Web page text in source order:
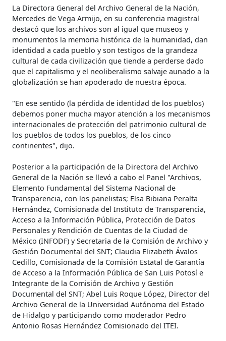
La Directora General del Archivo General de la Nación,
Mercedes de Vega Armijo, en su conferencia magistral
destacó que los archivos son al igual que museos y
monumentos la memoria histórica de la humanidad, dan
identidad a cada pueblo y son testigos de la grandeza
cultural de cada civilización que tiende a perderse dado
que el capitalismo y el neoliberalismo salvaje aunado a la
globalización se han apoderado de nuestra época.
"En ese sentido (la pérdida de identidad de los pueblos)
debemos poner mucha mayor atención a los mecanismos
internacionales de protección del patrimonio cultural de
los pueblos de todos los pueblos, de los cinco
continentes", dijo.
Posterior a la participación de la Directora del Archivo
General de la Nación se llevó a cabo el Panel "Archivos,
Elemento Fundamental del Sistema Nacional de
Transparencia, con los panelistas; Elsa Bibiana Peralta
Hernández, Comisionada del Instituto de Transparencia,
Acceso a la Información Pública, Protección de Datos
Personales y Rendición de Cuentas de la Ciudad de
México (INFODF) y Secretaria de la Comisión de Archivo y
Gestión Documental del SNT; Claudia Elizabeth Ávalos
Cedillo, Comisionada de la Comisión Estatal de Garantía
de Acceso a la Información Pública de San Luis Potosí e
Integrante de la Comisión de Archivo y Gestión
Documental del SNT; Abel Luis Roque López, Director del
Archivo General de la Universidad Autónoma del Estado
de Hidalgo y participando como moderador Pedro
Antonio Rosas Hernández Comisionado del ITEI.